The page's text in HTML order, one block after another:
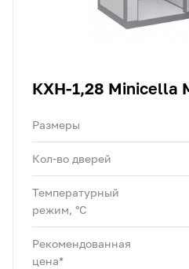
КХН-1,28 Minicella
Размеры
Кол-во дверей
Температурный
режим, °C
Рекомендованная
цена*